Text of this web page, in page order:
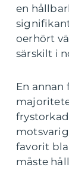
en
oerhört
särskilt i
En
favorit
måste